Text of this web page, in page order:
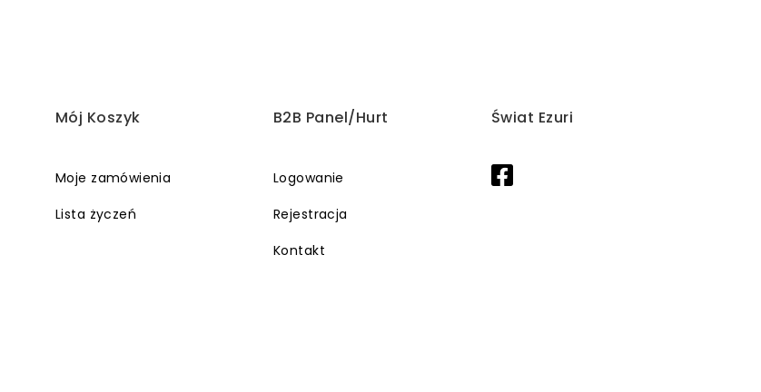
Mój Koszyk
Moje zamówienia
Lista życzeń
B2B Panel/Hurt
Logowanie
Rejestracja
Kontakt
Świat Ezuri